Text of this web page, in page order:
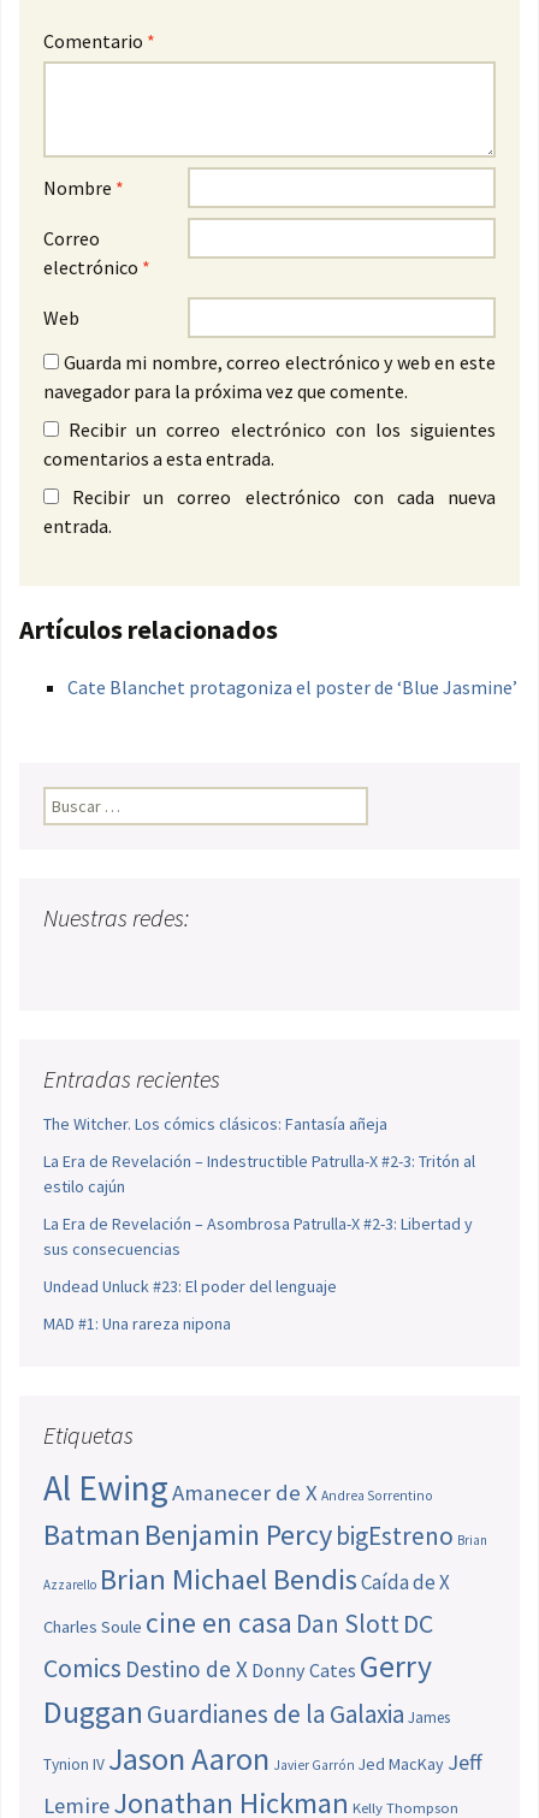
Comentario *
Nombre *
Correo
electrónico *
Web
Guarda mi nombre, correo electrónico y web en este
navegador para la próxima vez que comente.
Recibir un correo electrónico con los siguientes
comentarios a esta entrada.
Recibir un correo electrónico con cada nueva
entrada.
Artículos relacionados
Cate Blanchet protagoniza el poster de ‘Blue Jasmine’
Buscar:
Nuestras redes:
Entradas recientes
The Witcher. Los cómics clásicos: Fantasía añeja
La Era de Revelación – Indestructible Patrulla-X #2-3: Tritón al
estilo cajún
La Era de Revelación – Asombrosa Patrulla-X #2-3: Libertad y
sus consecuencias
Undead Unluck #23: El poder del lenguaje
MAD #1: Una rareza nipona
Etiquetas
Al EwingAmanecer de X Andrea Sorrentino
Batman Benjamin PercybigEstreno Brian
Azzarello Brian Michael BendisCaída de X
Charles Soule cine en casa Dan SlottDC
Comics Destino de X Donny Cates Gerry
Duggan Guardianes de la Galaxia James
Tynion IV Jason Aaron Javier Garrón Jed MacKay Jeff
LemireJonathan Hickman Kelly Thompson